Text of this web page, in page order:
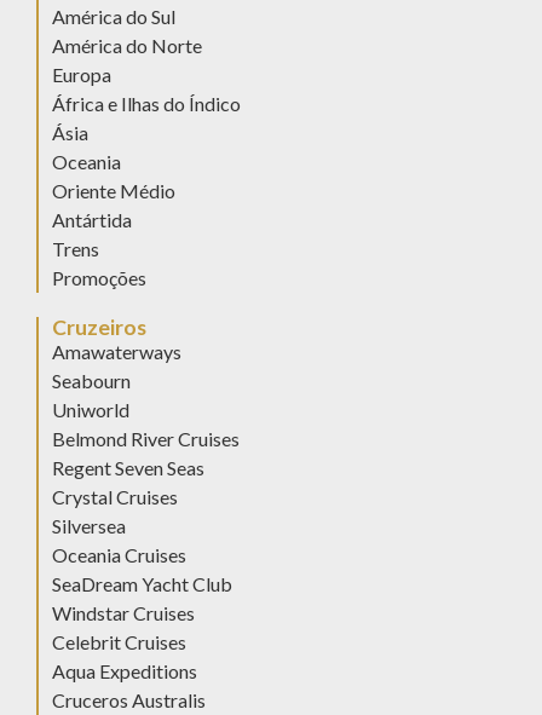
América do Sul
América do Norte
Europa
África e Ilhas do Índico
Ásia
Oceania
Oriente Médio
Antártida
Trens
Promoções
Cruzeiros
Amawaterways
Seabourn
Uniworld
Belmond River Cruises
Regent Seven Seas
Crystal Cruises
Silversea
Oceania Cruises
SeaDream Yacht Club
Windstar Cruises
Celebrit Cruises
Aqua Expeditions
Cruceros Australis